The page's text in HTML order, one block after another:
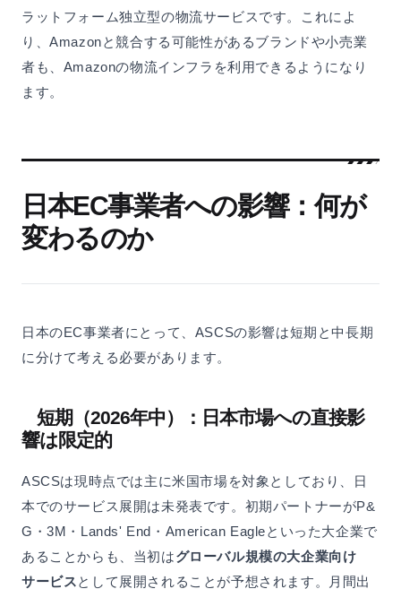
ラットフォーム独立型の物流サービスです。これによ
り、Amazonと競合する可能性があるブランドや小売業
者も、Amazonの物流インフラを利用できるようになり
ます。
日本EC事業者への影響：何が
変わるのか
日本のEC事業者にとって、ASCSの影響は短期と中長期
に分けて考える必要があります。
短期（2026年中）：日本市場への直接影
響は限定的
ASCSは現時点では主に米国市場を対象としており、日
本でのサービス展開は未発表です。初期パートナーがP&
G・3M・Lands' End・American Eagleといった大企業で
あることからも、当初はグローバル規模の大企業向け
サービスとして展開されることが予想されます。月間出